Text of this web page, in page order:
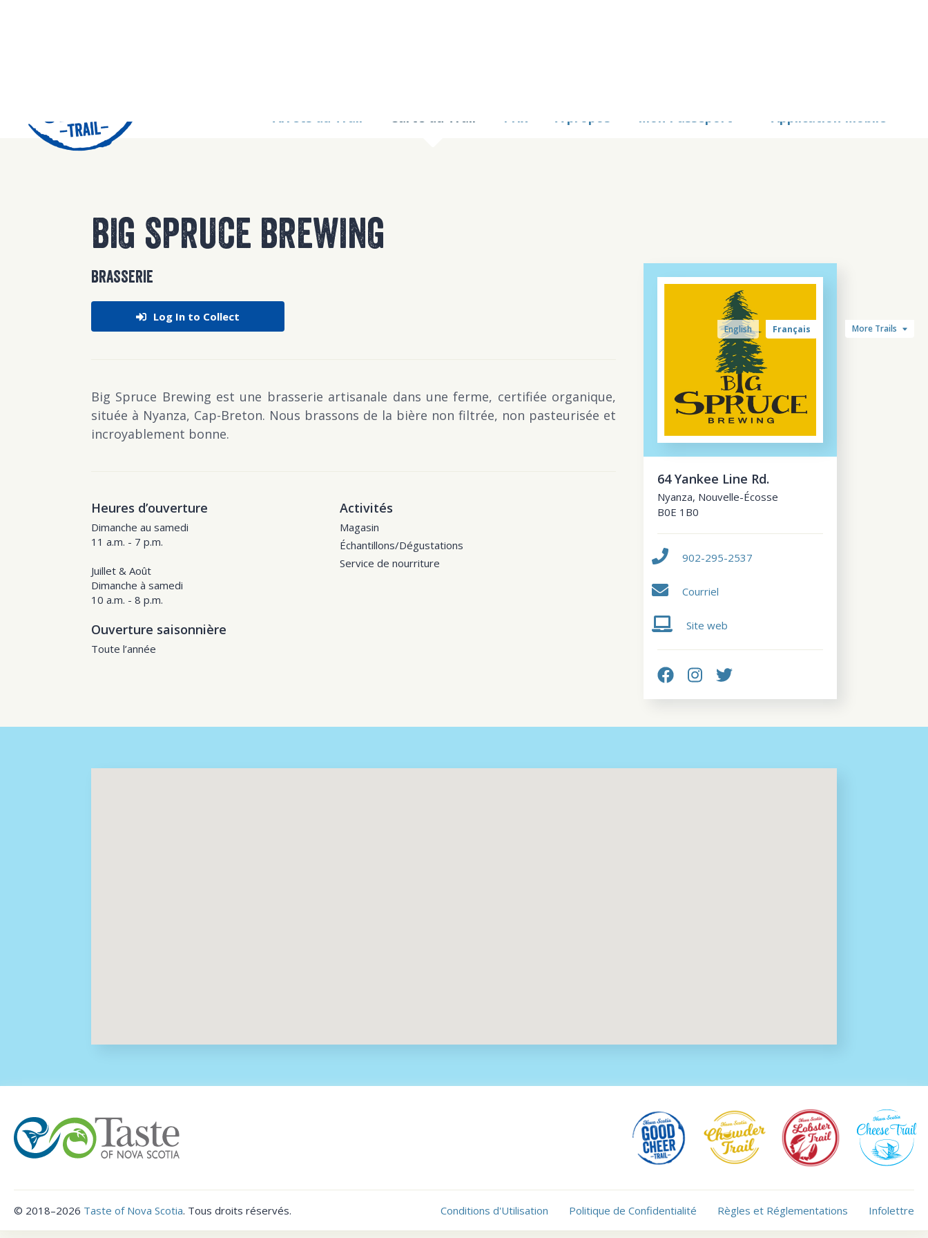
English Français More Trails
BIG SPRUCE BREWING
BRASSERIE
Log In to Collect
64 Yankee Line Rd.
Nyanza, Nouvelle-Écosse
B0E 1B0
902-295-2537
Courriel
Site web
Big Spruce Brewing est une brasserie artisanale dans une ferme, certifiée organique,
située à Nyanza, Cap-Breton. Nous brassons de la bière non filtrée, non pasteurisée et
incroyablement bonne.
Heures d’ouverture
Dimanche au samedi
11 a.m. - 7 p.m.
Juillet & Août
Dimanche à samedi
10 a.m. - 8 p.m.
Activités
Magasin
Échantillons/Dégustations
Service de nourriture
Ouverture saisonnière
Toute l’année
Conditions d'Utilisation Politique de Confidentialité Règles et Réglementations Infolettre
© 2018–2026 Taste of Nova Scotia. Tous droits réservés.